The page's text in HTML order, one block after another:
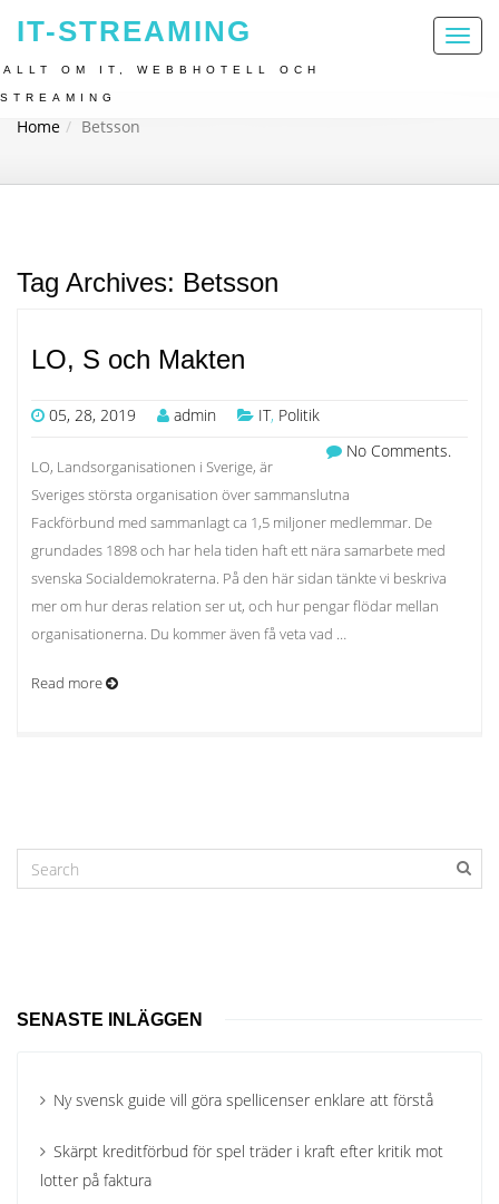
Toggle
IT-STREAMING
ALLT OM IT, WEBBHOTELL OCH
STREAMING
Home Betsson
Tag Archives: Betsson
LO, S och Makten
05, 28, 2019 admin IT, Politik
No Comments.
LO, Landsorganisationen i Sverige, är
Sveriges största organisation över sammanslutna
Fackförbund med sammanlagt ca 1,5 miljoner medlemmar. De
grundades 1898 och har hela tiden haft ett nära samarbete med
svenska Socialdemokraterna. På den här sidan tänkte vi beskriva
mer om hur deras relation ser ut, och hur pengar flödar mellan
organisationerna. Du kommer även få veta vad …
Read more
SENASTE INLÄGGEN
Ny svensk guide vill göra spellicenser enklare att förstå
Skärpt kreditförbud för spel träder i kraft efter kritik mot
lotter på faktura